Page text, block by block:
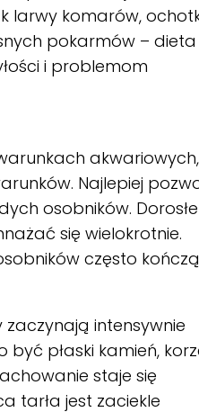
larwy komarów,
pokarmów – dieta
i problemom
akwariowych,
Najlepiej
osobników. Dorosłe
się wielokrotnie.
często kończą
intensywnie
płaski kamień,
staje się
tarła jest zaciekle